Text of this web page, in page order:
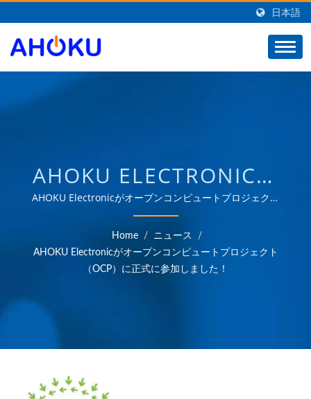
日本語
AHOKU ELECTRONICが
オープンコンピュートプ
ロジェクト（OCP）に正
式に参加！ | 台湾からの
ELECTRONIC COMPANY
AHOKU Electronicがオープンコンピュートプロジェクト
（OCP）に正式に参加しました！ | 35年以上にわたる信頼
されたOEM＆ODMの経験を持ち、産業、通信、自動車、消
費者市場など、さまざまな分野の電力管理アプリケーション
のニーズに応える製品を提供しています。
Home / ニュース
/
AHOKU Electronicがオープンコンピュートプロジェクト
（OCP）に正式に参加しました！